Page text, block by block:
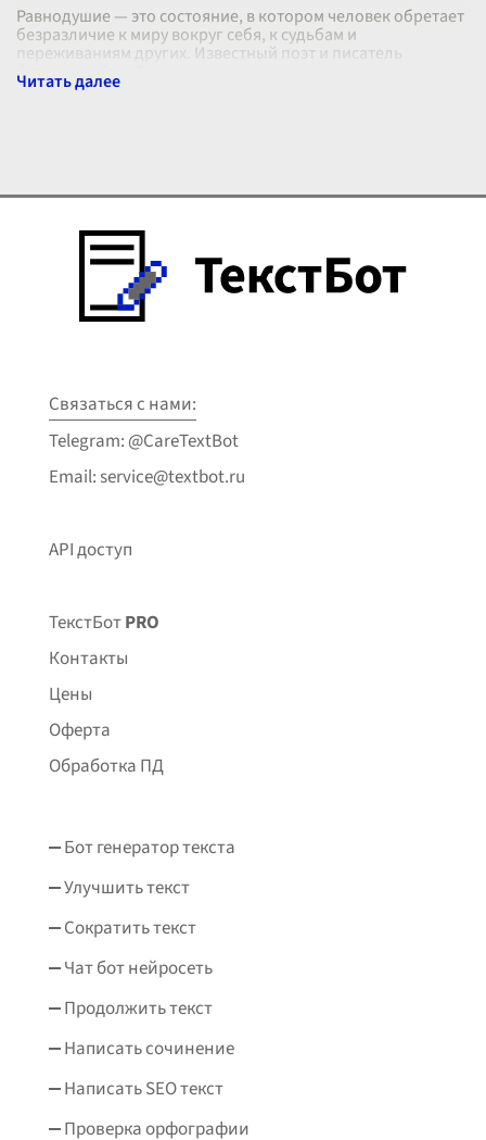
Равнодушие — это состояние, в котором человек обретает
безразличие к миру вокруг себя, к судьбам и
переживаниям других. Известный поэт и писатель
Станислав Ежи Лец однажды заметил:
Связаться с нами:
Telegram: @CareTextBot
Email: service@textbot.ru
API доступ
ТекстБотPRO
Контакты
Цены
Оферта
Обработка ПД
Бот генератор текста
Улучшить текст
Сократить текст
Чат бот нейросеть
Продолжить текст
Написать сочинение
Написать SEO текст
Проверка орфографии